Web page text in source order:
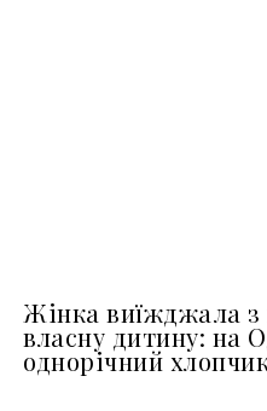
Жінка виїжджала з
власну дитину: на
однорічний